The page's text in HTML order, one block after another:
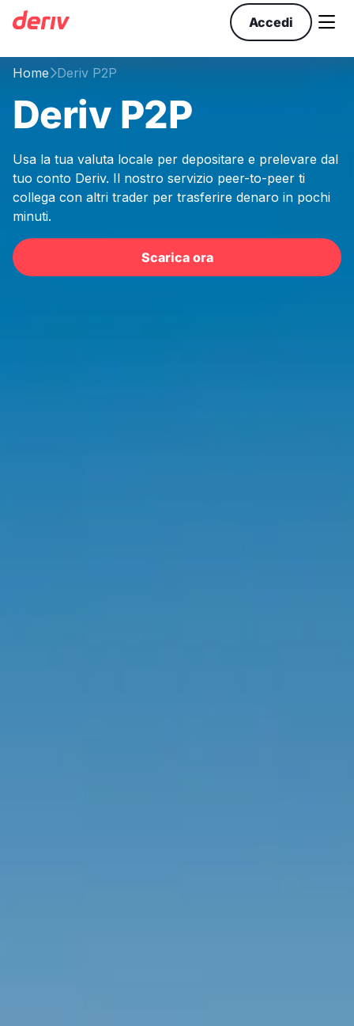
Accedi 
HomeDeriv P2P
Deriv P2P
Usa la tua valuta locale per depositare e prelevare dal
tuo conto Deriv. Il nostro servizio peer-to-peer ti
collega con altri trader per trasferire denaro in pochi
minuti.
Scarica ora